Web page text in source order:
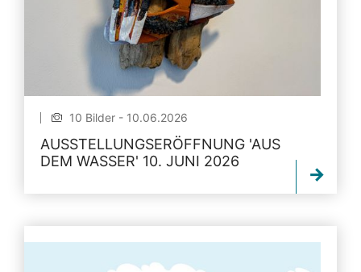
10 Bilder - 10.06.2026
AUSSTELLUNGSERÖFFNUNG 'AUS
DEM WASSER' 10. JUNI 2026